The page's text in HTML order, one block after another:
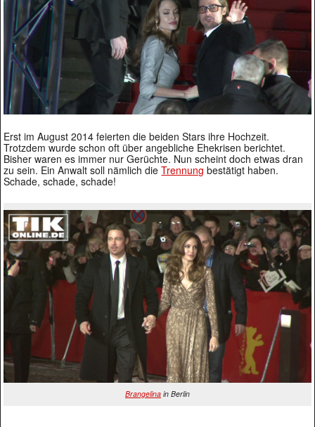
Erst im August 2014 feierten die beiden Stars ihre Hochzeit.
Trotzdem wurde schon oft über angebliche Ehekrisen berichtet.
Bisher waren es immer nur Gerüchte. Nun scheint doch etwas dran
zu sein. Ein Anwalt soll nämlich dieTrennung bestätigt haben.
Schade, schade, schade!
Brangelina in Berlin